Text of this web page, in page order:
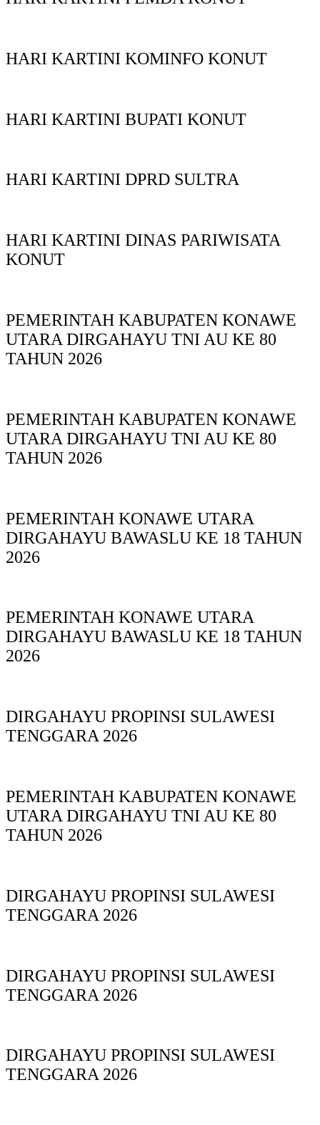
HARI KARTINI KOMINFO KONUT
HARI KARTINI BUPATI KONUT
HARI KARTINI DPRD SULTRA
HARI KARTINI DINAS PARIWISATA
KONUT
PEMERINTAH KABUPATEN KONAWE
UTARA DIRGAHAYU TNI AU KE 80
TAHUN 2026
PEMERINTAH KABUPATEN KONAWE
UTARA DIRGAHAYU TNI AU KE 80
TAHUN 2026
PEMERINTAH KONAWE UTARA
DIRGAHAYU BAWASLU KE 18 TAHUN
2026
PEMERINTAH KONAWE UTARA
DIRGAHAYU BAWASLU KE 18 TAHUN
2026
DIRGAHAYU PROPINSI SULAWESI
TENGGARA 2026
PEMERINTAH KABUPATEN KONAWE
UTARA DIRGAHAYU TNI AU KE 80
TAHUN 2026
DIRGAHAYU PROPINSI SULAWESI
TENGGARA 2026
DIRGAHAYU PROPINSI SULAWESI
TENGGARA 2026
DIRGAHAYU PROPINSI SULAWESI
TENGGARA 2026